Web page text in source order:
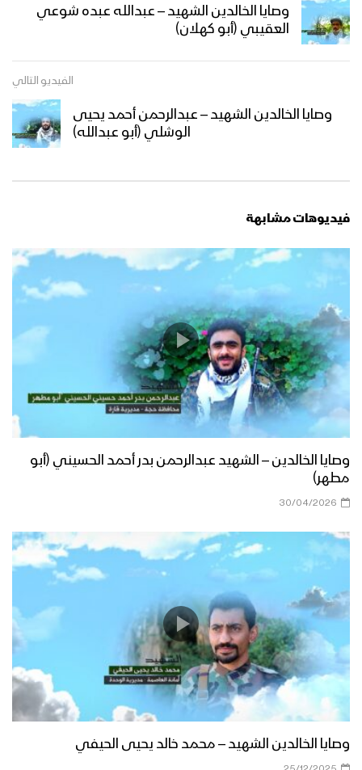
وصايا الخالدين الشهيد – عبدالله عبده شوعي
العقيبي (أبو كهلان)
الفيديو التالي
وصايا الخالدين الشهيد – عبدالرحمن أحمد يحيى
الوشلي (أبو عبدالله)
فيديوهات مشابهة
وصايا الخالدين – الشهيد عبدالرحمن بدر أحمد الحسيني (أبو
مطهر)
30/04/2026
وصايا الخالدين الشهيد – محمد خالد يحيى الحيفي